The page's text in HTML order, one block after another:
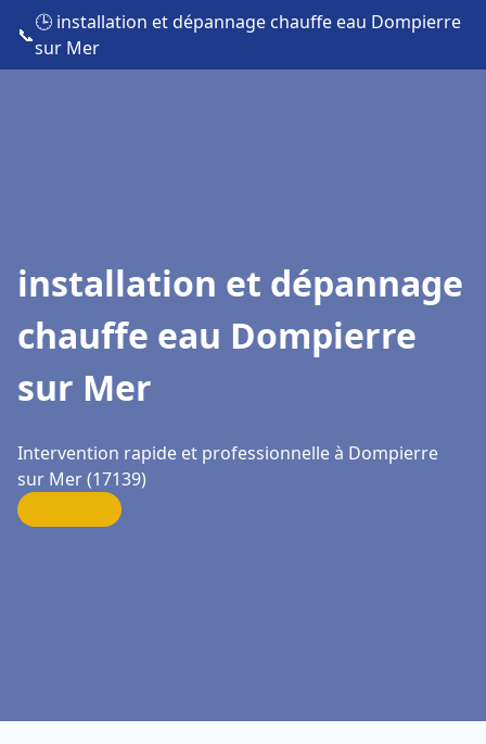
📞
🕒 installation et dépannage chauffe eau Dompierre
sur Mer
installation et dépannage
chauffe eau Dompierre
sur Mer
Intervention rapide et professionnelle à Dompierre
sur Mer (17139)